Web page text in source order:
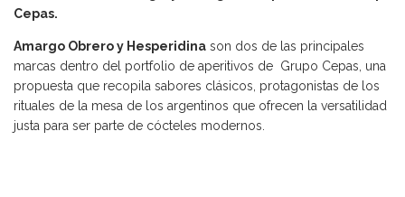
Cepas.
Amargo Obrero y Hesperidina son dos de las principales
marcas dentro del portfolio de aperitivos de Grupo Cepas, una
propuesta que recopila sabores clásicos, protagonistas de los
rituales de la mesa de los argentinos que ofrecen la versatilidad
justa para ser parte de cócteles modernos.